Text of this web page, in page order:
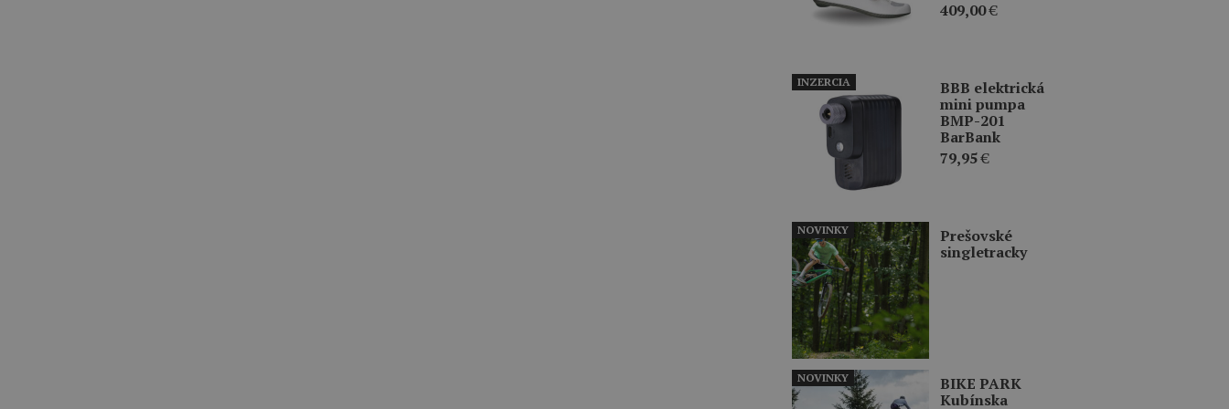
409,00€
BBB elektrická
mini pumpa
BMP-201
BarBank
79,95€
INZERCIA
Prešovské
singletracky
NOVINKY
BIKE PARK
Kubínska
NOVINKY